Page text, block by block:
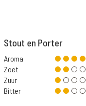
Stout en Porter
Aroma
Zoet
Zuur
Bitter